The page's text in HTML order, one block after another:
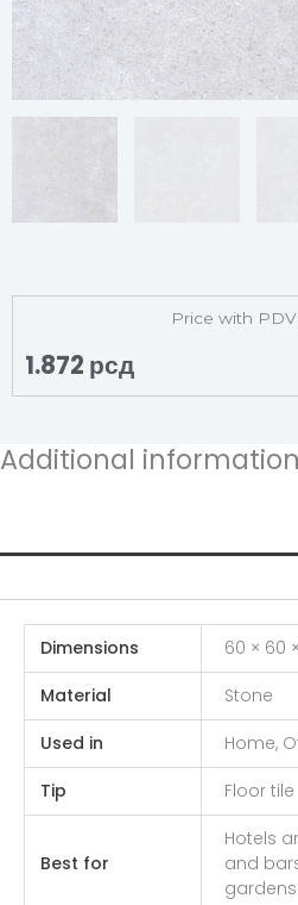
Price with
1.872 рсд
Additional information
Dimensions
60 × 60
Material
Stone
Used in
Home,
Tip
Floor tile
Best for
Hotels
and
gardens